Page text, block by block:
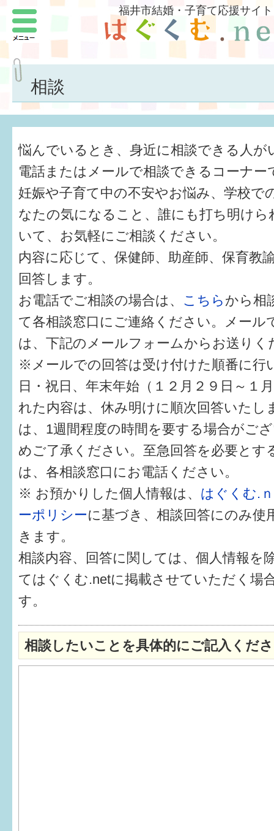
福井市結婚・子育て応援サイト
相談
悩んでいるとき、身近に相談できる人が
電話またはメールで相談できるコーナー
妊娠や子育て中の不安やお悩み、学校で
なたの気になること、誰にも打ち明け
いて、お気軽にご相談ください。
内容に応じて、保健師、助産師、保育教
回答します。
お電話でご相談の場合は、 こちら から相
て各相談窓口にご連絡ください。メール
は、下記のメールフォームからお送りく
※メールでの回答は受け付けた順番に行
日・祝日、年末年始（１２月２９日～１
れた内容は、休み明けに順次回答いたし
は、1週間程度の時間を要する場合がご
めご了承ください。至急回答を必要とす
は、各相談窓口にお電話ください。
※ お預かりした個人情報は、 はぐくむ.
ーポリシーに基づき、相談回答にのみ使
きます。
相談内容、回答に関しては、個人情報を
てはぐくむ.netに掲載させていただく場
す。
相談したいことを具体的にご記入くだ
メニュー
結婚したい
子どもがほしい
福井の子育て環境
子どもを育てよう
もしものときの緊急連絡先
届出・手当・助成
健診・予防接種
仲間づくり・遊び場
子どもを預けたい
入園・入学
相談したい
さまざまな支援
子育てカレンダー
妊娠
出産〜3か月
3か月〜6か月
6か月〜1歳
1歳〜3歳
3歳〜就学前
就学後〜